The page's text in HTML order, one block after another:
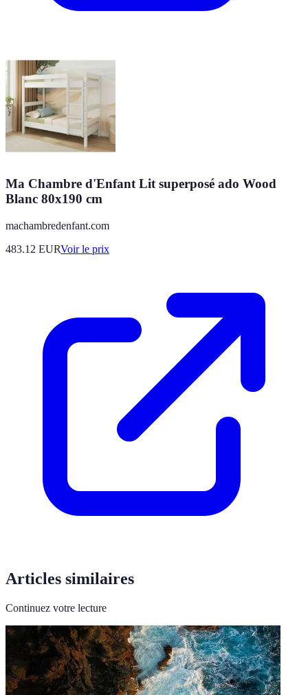
Ma Chambre d'Enfant Lit superposé ado Wood
Blanc 80x190 cm
machambredenfant.com
483.12 EURVoir le prix
Articles similaires
Continuez votre lecture